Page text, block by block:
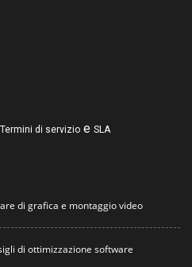
Termini di servizio e SLA
di grafica e montaggio video
di ottimizzazione software